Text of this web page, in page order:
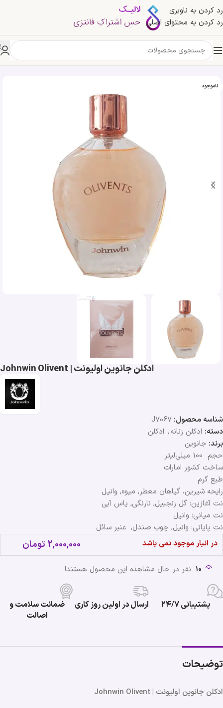
رد کردن به ناوبری
رد کردن به محتوای اصلی
خانه»فروشگاه
ناموجود
ادکلن جانوین اولیونت | Johnwin Olivent
شناسه محصول: J7067
دسته: ادکلن زنانه, ادکلن
برند: جانوین
حجم 100 میلی‌لیتر
ساخت کشور امارات
طبع گرم
رایحه شیرین، گیاهان معطر, میوه, وانیل
نت آغازین: گل زنجبیل, نارنگی, یاس آبی
نت میانی: وانیل
نت پایانی: وانیل, چوب صندل, عنبر سائل
در انبار موجود نمی باشد
2,000,000 تومان
10 نفر در حال مشاهده این محصول هستند!
پشتیبانی ۲۴/۷ ارسال در اولین روز کاری
ضمانت سلامت و
اصالت
توضیحات
ادکلن جانوین اولیونت | Johnwin Olivent